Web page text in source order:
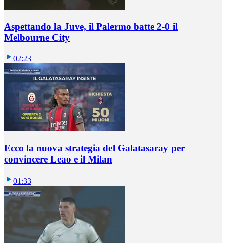
Aspettando la Juve, il Palermo batte 2-0 il
Melbourne City
02:23
Ecco la nuova strategia del Galatasaray per
convincere Leao e il Milan
01:33